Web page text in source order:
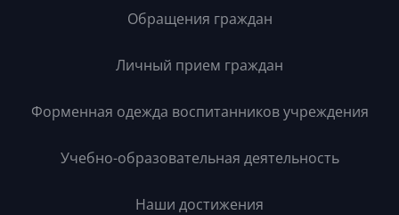
Обращения граждан
Личный прием граждан
Форменная одежда воспитанников учреждения
Учебно-образовательная деятельность
Наши достижения